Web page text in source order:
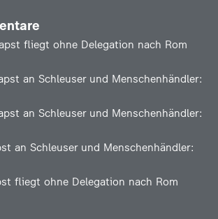
fliegt ohne Delegation nach Rom
an Schleuser und Menschenhändler:
an Schleuser und Menschenhändler:
an Schleuser und Menschenhändler:
fliegt ohne Delegation nach Rom